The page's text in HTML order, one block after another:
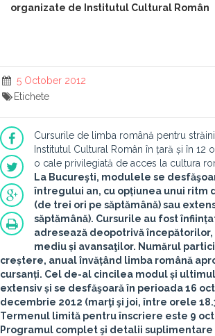
organizate de Institutul Cultural Român
5 October 2012
Etichete
Cursurile de limba română pentru
Institutul Cultural Român în țară și în 12
o cale privilegiată de acces la cultura
La Bucureşti, modulele se
întregului an, cu opțiunea unui ritm
(de trei ori pe săptămână) sau
săptămână). Cursurile au fost
adresează deopotrivă
mediu și avansaţilor. Numărul
creștere, anual învățând limba română
cursanți. Cel de-al cincilea modul și
extensiv și se desfăşoară în perioada16
decembrie 2012 (marţi şi joi, între orele
Termenul limită pentru înscriere este 9
Programul complet şi detalii suplimentare